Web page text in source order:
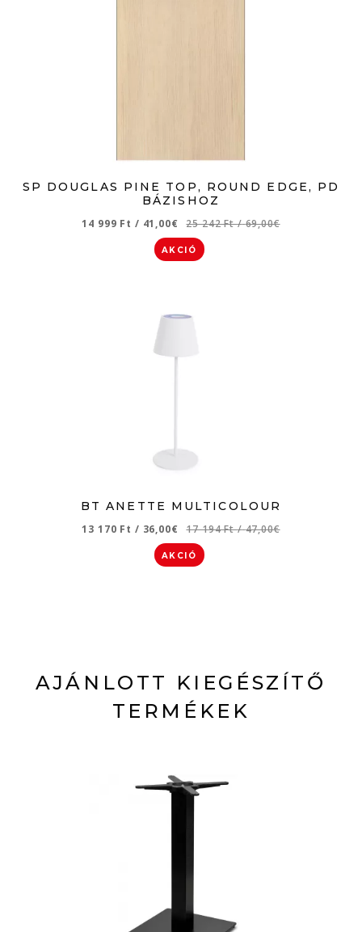
SP DOUGLAS PINE TOP, ROUND EDGE, PD
BÁZISHOZ
14 999 Ft / 41,00€ 25 242 Ft/ 69,00€
AKCIÓ
BT ANETTE MULTICOLOUR
13 170 Ft / 36,00€ 17 194 Ft/ 47,00€
AKCIÓ
AJÁNLOTT KIEGÉSZÍTŐ
TERMÉKEK